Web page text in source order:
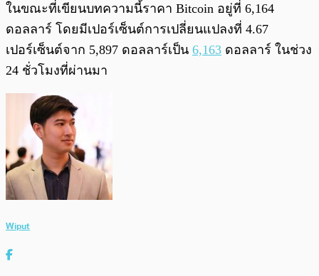
ในขณะที่เขียนบทความนี้ราคา Bitcoin อยู่ที่ 6,164
ดอลลาร์ โดยมีเปอร์เซ็นต์การเปลี่ยนแปลงที่ 4.67
เปอร์เซ็นต์จาก 5,897 ดอลลาร์เป็น 6,163 ดอลลาร์ ในช่วง
24 ชั่วโมงที่ผ่านมา
Wiput